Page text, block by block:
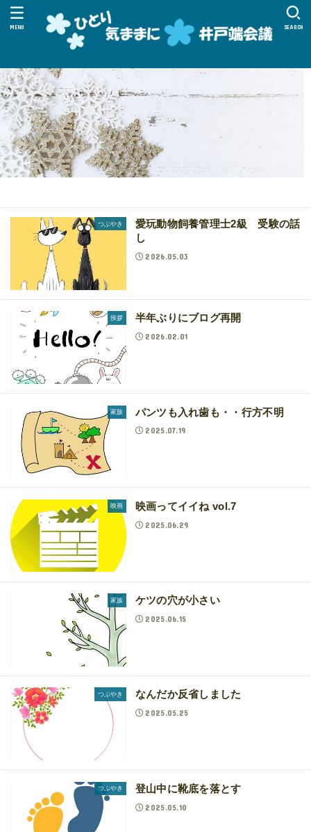
SEARCH
MENU
つぶやき
愛玩動物飼養管理士2級 受験の話
し
2026.05.03
挨拶 半年ぶりにブログ再開
2026.02.01
家族 パンツも入れ歯も・・行方不明
2025.07.19
映画 映画ってイイね vol.7
2025.06.29
家族 ケツの穴が小さい
2025.06.15
つぶやき なんだか反省しました
2025.05.25
つぶやき 登山中に靴底を落とす
2025.05.10